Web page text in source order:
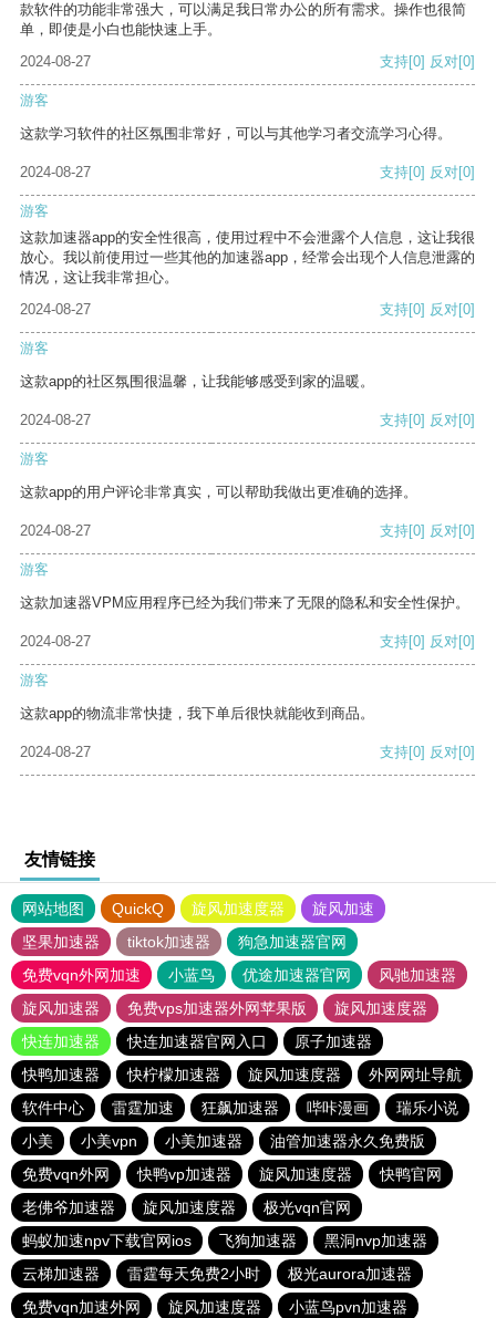
款软件的功能非常强大，可以满足我日常办公的所有需求。操作也很简
单，即使是小白也能快速上手。
2024-08-27
支持[0] 反对[0]
游客
这款学习软件的社区氛围非常好，可以与其他学习者交流学习心得。
2024-08-27 支持[0] 反对[0]
游客
这款加速器app的安全性很高，使用过程中不会泄露个人信息，这让我很
放心。我以前使用过一些其他的加速器app，经常会出现个人信息泄露的
情况，这让我非常担心。
2024-08-27
支持[0] 反对[0]
游客
这款app的社区氛围很温馨，让我能够感受到家的温暖。
2024-08-27 支持[0] 反对[0]
游客
这款app的用户评论非常真实，可以帮助我做出更准确的选择。
2024-08-27 支持[0] 反对[0]
游客
这款加速器VPM应用程序已经为我们带来了无限的隐私和安全性保护。
2024-08-27 支持[0] 反对[0]
游客
这款app的物流非常快捷，我下单后很快就能收到商品。
2024-08-27 支持[0] 反对[0]
友情链接
网站地图 QuickQ 旋风加速度器
旋风加速
坚果加速器
tiktok加速器
狗急加速器官网
免费vqn外网加速
小蓝鸟 优途加速器官网
风驰加速器
旋风加速器
免费vps加速器外网苹果版
旋风加速度器
快连加速器
快连加速器官网入口
原子加速器
快鸭加速器
快柠檬加速器 旋风加速度器
外网网址导航
软件中心
雷霆加速 狂飙加速器 哔咔漫画
瑞乐小说
小美
小美vpn 小美加速器
油管加速器永久免费版
免费vqn外网
快鸭vp加速器 旋风加速度器
快鸭官网
老佛爷加速器
旋风加速度器
极光vqn官网
蚂蚁加速npv下载官网ios
飞狗加速器
黑洞nvp加速器
云梯加速器
雷霆每天免费2小时
极光aurora加速器
免费vqn加速外网
旋风加速度器 小蓝鸟pvn加速器